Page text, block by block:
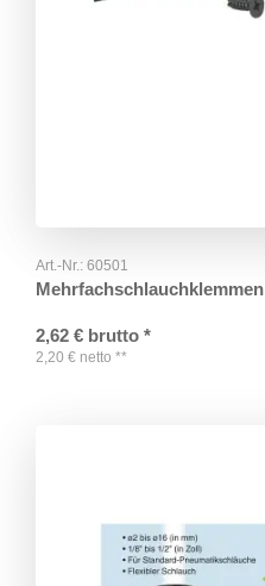
Art.-Nr.: 60501
Mehrfachschlauchklemmen
2,62 € brutto *
2,20 € netto **